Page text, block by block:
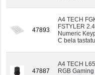
47893
A4 TECH
FSTYLER
Numeric
C bela
47887
A4 TECH
RGB